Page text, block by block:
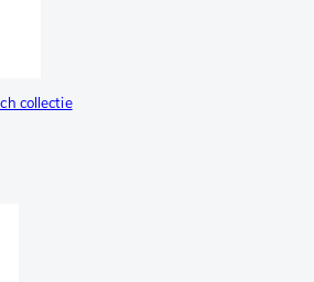
collectie